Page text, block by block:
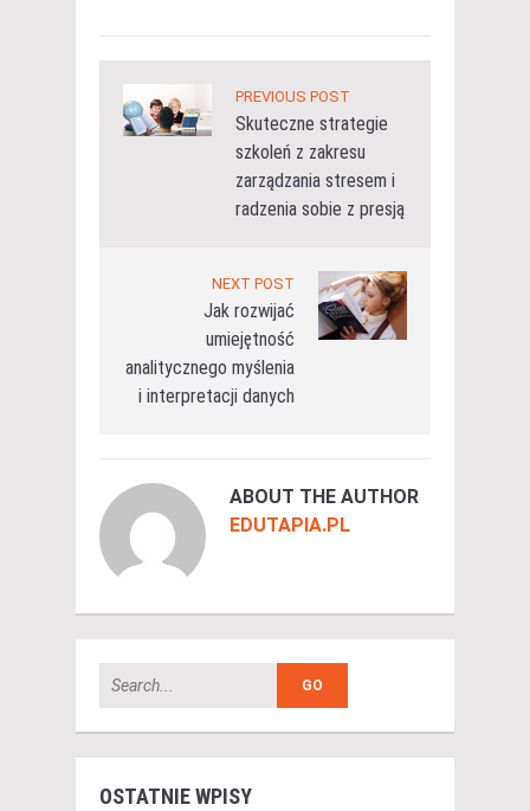
PREVIOUS POST
Skuteczne strategie
szkoleń z zakresu
zarządzania stresem i
radzenia sobie z presją
NEXT POST
Jak rozwijać
umiejętność
analitycznego myślenia
i interpretacji danych
ABOUT THE AUTHOR
EDUTAPIA.PL
OSTATNIE WPISY